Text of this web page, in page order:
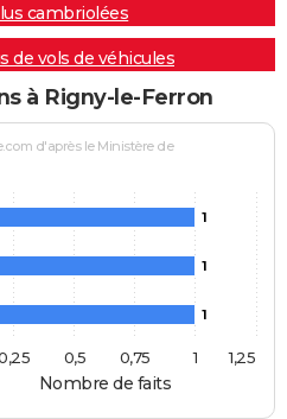
cambriolées
de vols de véhicules
à Rigny-le-Ferron
Nombre de faits
d'après le Ministère de
1
1
1
1
0,5 0,75 1,25